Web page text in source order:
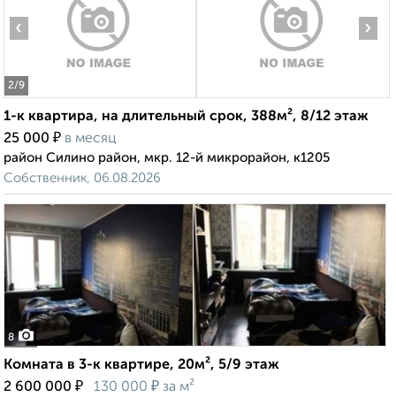
2/9
‹ ›
1-к квартира, на длительный срок, 388м², 8/12 этаж
25 000 ₽ в месяц
район Силино район, мкр. 12-й микрорайон, к1205
Собственник, 06.08.2026
8
Комната в 3-к квартире, 20м², 5/9 этаж
2 600 000 ₽ 130 000 ₽ за м²